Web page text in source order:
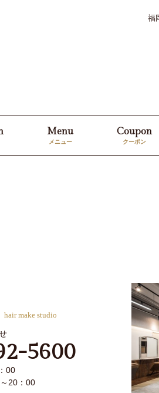
福
Menu
メニュー
Coupon
クーポン
hair make studio
5600
00
20：00